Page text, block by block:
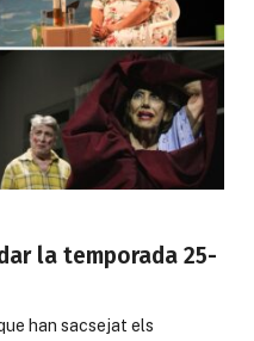
la temporada 25-
han sacsejat els